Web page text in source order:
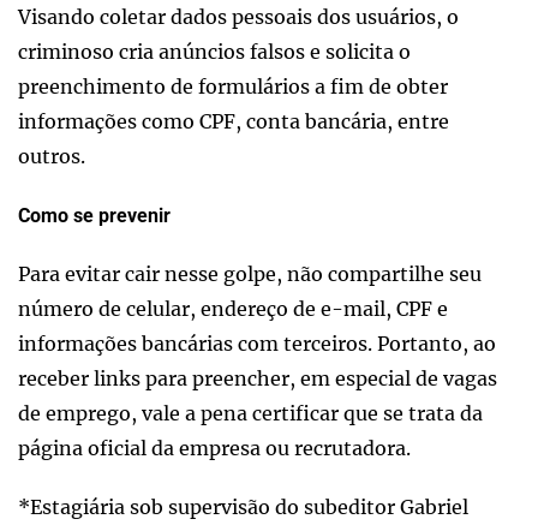
Visando coletar dados pessoais dos usuários, o
criminoso cria anúncios falsos e solicita o
preenchimento de formulários a fim de obter
informações como CPF, conta bancária, entre
outros.
Como se prevenir
Para evitar cair nesse golpe, não compartilhe seu
número de celular, endereço de e-mail, CPF e
informações bancárias com terceiros. Portanto, ao
receber links para preencher, em especial de vagas
de emprego, vale a pena certificar que se trata da
página oficial da empresa ou recrutadora.
*Estagiária sob supervisão do subeditor Gabriel